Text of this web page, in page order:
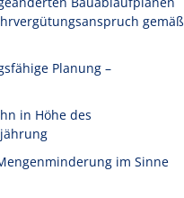
gemäß
Planung –
in Höhe des
im Sinne